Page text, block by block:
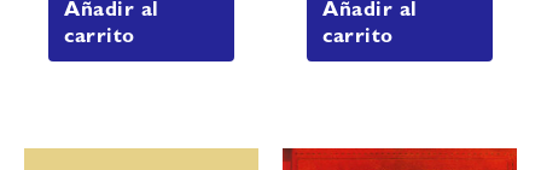
Añadir al
carrito
Añadir al
carrito